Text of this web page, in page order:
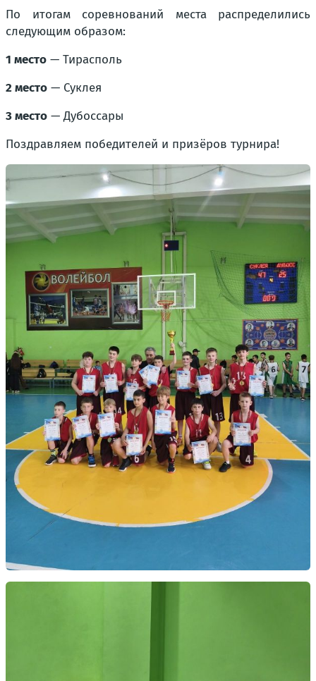
По итогам соревнований места распределились
следующим образом:
1 место — Тирасполь
2 место — Суклея
3 место — Дубоссары
Поздравляем победителей и призёров турнира!